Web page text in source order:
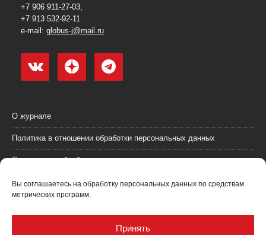
Вы соглашаетесь на обработку персональных данных по средствам
метрических программ.
Принять
+7 906 911-27-03,
+7 913 532-92-11
e-mail: globus-j@mail.ru
О журнале
Политика в отношении обработки персональных данных
Согласие на обработку персональных данных
Пользовательское соглашение (оферта)